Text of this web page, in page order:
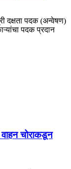
दक्षता पदक (अन्वेषण)
पदक प्रदान
वाहन चोराकडून